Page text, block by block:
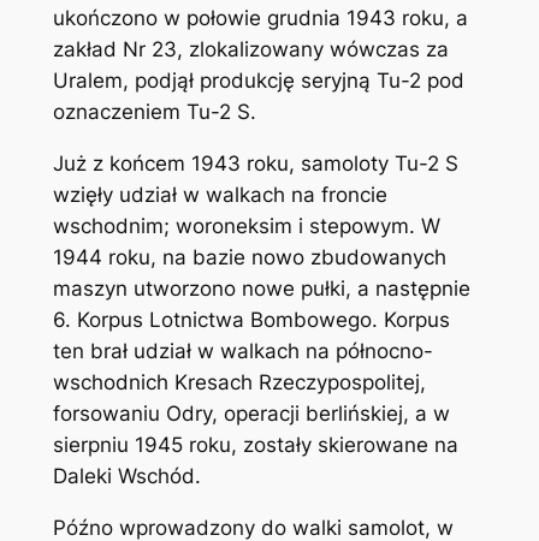
ukończono w połowie grudnia 1943 roku, a
zakład Nr 23, zlokalizowany wówczas za
Uralem, podjął produkcję seryjną Tu-2 pod
oznaczeniem Tu-2 S.
Już z końcem 1943 roku, samoloty Tu-2 S
wzięły udział w walkach na froncie
wschodnim; woroneksim i stepowym. W
1944 roku, na bazie nowo zbudowanych
maszyn utworzono nowe pułki, a następnie
6. Korpus Lotnictwa Bombowego. Korpus
ten brał udział w walkach na północno-
wschodnich Kresach Rzeczypospolitej,
forsowaniu Odry, operacji berlińskiej, a w
sierpniu 1945 roku, zostały skierowane na
Daleki Wschód.
Późno wprowadzony do walki samolot, w